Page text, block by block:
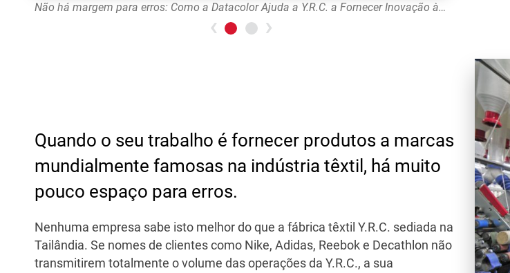
Não há margem para erros: Como a Datacolor Ajuda a Y.R.C. a Fornecer Inovação às Marcas Globais Líderes
Previous
>Next
Quando o seu trabalho é fornecer produtos a marcas
mundialmente famosas na indústria têxtil, há muito
pouco espaço para erros.
Nenhuma empresa sabe isto melhor do que a fábrica têxtil Y.R.C. sediada na
Tailândia. Se nomes de clientes como Nike, Adidas, Reebok e Decathlon não
transmitirem totalmente o volume das operações da Y.R.C., a sua